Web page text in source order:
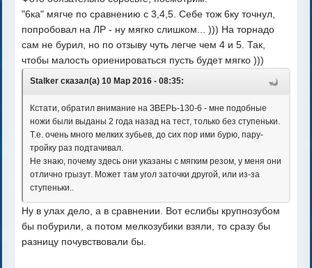
"6ка" мягче по сравнению с 3,4,5. Себе тож 6ку точнул,
попробовал на ЛР - ну мягко слишком... ))) На торнадо
сам не бурил, но по отзыву чуть легче чем 4 и 5. Так,
чтобы малость ориенироваться пусть будет мягко )))
Stalker сказал(а) 10 Мар 2016 - 08:35:
Кстати, обратил внимание на ЗВЕРЬ-130-6 - мне подобные
ножи были выданы 2 года назад на тест, только без ступеньки.
Т.е. очень много мелких зубьев, до сих пор ими бурю, пару-
тройку раз подтачивал.
Не знаю, почему здесь они указаны с мягким резом, у меня они
отлично грызут. Может там угол заточки другой, или из-за
ступеньки..
Ну в улах дело, а в сравнении. Вот еслибы крупнозубом
бы побурили, а потом мелкозубики взяли, то сразу бы
разницу почувствовали бы.